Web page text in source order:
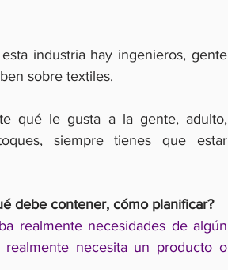
industria hay ingenieros, gente
sobre textiles.
qué le gusta a la gente, adulto,
siempre tienes que estar
debe contener, cómo planificar?
realmente necesidades de algún
necesita un producto o